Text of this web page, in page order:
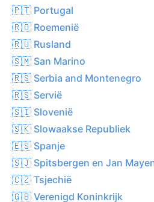
🇵🇹 Portugal
🇷🇴 Roemenië
🇷🇺 Rusland
🇸🇲 San Marino
🇷🇸 Serbia and Montenegro
🇷🇸 Servië
🇸🇮 Slovenië
🇸🇰 Slowaakse Republiek
🇪🇸 Spanje
🇸🇯 Spitsbergen en Jan
🇨🇿 Tsjechië
🇬🇧 Verenigd Koninkrijk